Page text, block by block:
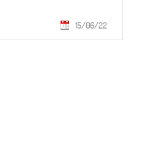
15/06/22